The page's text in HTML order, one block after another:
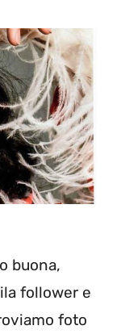
buona,
follower e
foto